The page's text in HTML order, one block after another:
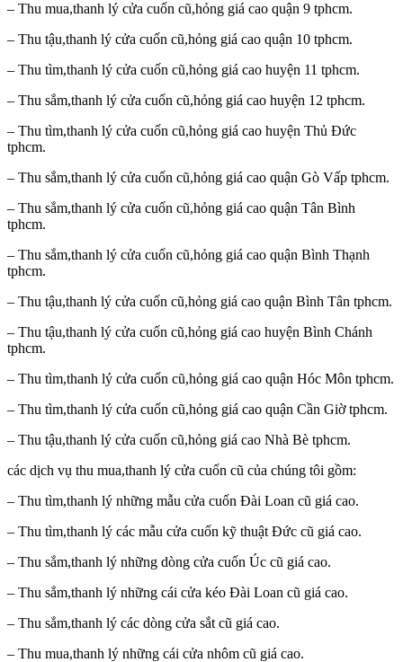
– Thu mua,thanh lý cửa cuốn cũ,hỏng giá cao quận 9 tphcm.
– Thu tậu,thanh lý cửa cuốn cũ,hỏng giá cao quận 10 tphcm.
– Thu tìm,thanh lý cửa cuốn cũ,hỏng giá cao huyện 11 tphcm.
– Thu sắm,thanh lý cửa cuốn cũ,hỏng giá cao huyện 12 tphcm.
– Thu tìm,thanh lý cửa cuốn cũ,hỏng giá cao huyện Thủ Đức
tphcm.
– Thu sắm,thanh lý cửa cuốn cũ,hỏng giá cao quận Gò Vấp tphcm.
– Thu sắm,thanh lý cửa cuốn cũ,hỏng giá cao quận Tân Bình
tphcm.
– Thu sắm,thanh lý cửa cuốn cũ,hỏng giá cao quận Bình Thạnh
tphcm.
– Thu tậu,thanh lý cửa cuốn cũ,hỏng giá cao quận Bình Tân tphcm.
– Thu tậu,thanh lý cửa cuốn cũ,hỏng giá cao huyện Bình Chánh
tphcm.
– Thu tìm,thanh lý cửa cuốn cũ,hỏng giá cao quận Hóc Môn tphcm.
– Thu tìm,thanh lý cửa cuốn cũ,hỏng giá cao quận Cần Giờ tphcm.
– Thu tậu,thanh lý cửa cuốn cũ,hỏng giá cao Nhà Bè tphcm.
các dịch vụ thu mua,thanh lý cửa cuốn cũ của chúng tôi gồm:
– Thu tìm,thanh lý những mẫu cửa cuốn Đài Loan cũ giá cao.
– Thu tìm,thanh lý các mẫu cửa cuốn kỹ thuật Đức cũ giá cao.
– Thu sắm,thanh lý những dòng cửa cuốn Úc cũ giá cao.
– Thu sắm,thanh lý những cái cửa kéo Đài Loan cũ giá cao.
– Thu sắm,thanh lý các dòng cửa sắt cũ giá cao.
– Thu mua,thanh lý những cái cửa nhôm cũ giá cao.